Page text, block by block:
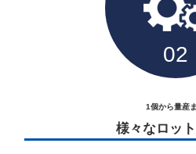
1個から量産
様々なロッ